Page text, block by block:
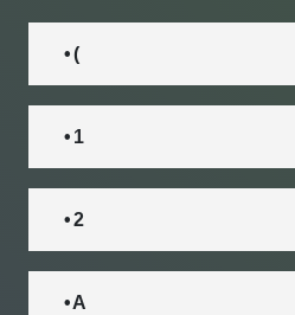
• (
• 1
• 2
• A